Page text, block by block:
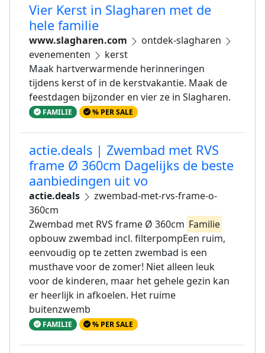
Vier Kerst in Slagharen met de
hele familie
www.slagharen.com
ontdek-slagharen
evenementen
kerst
Maak hartverwarmende herinneringen
tijdens kerst of in de kerstvakantie. Maak de
feestdagen bijzonder en vier ze in Slagharen.
FAMILIE % PER SALE
actie.deals | Zwembad met RVS
frame Ø 360cm Dagelijks de beste
aanbiedingen uit vo
actie.deals
zwembad-met-rvs-frame-o-
360cm
Zwembad met RVS frame Ø 360cm Familie
opbouw zwembad incl. filterpompEen ruim,
eenvoudig op te zetten zwembad is een
musthave voor de zomer! Niet alleen leuk
voor de kinderen, maar het gehele gezin kan
er heerlijk in afkoelen. Het ruime
buitenzwemb
FAMILIE % PER SALE